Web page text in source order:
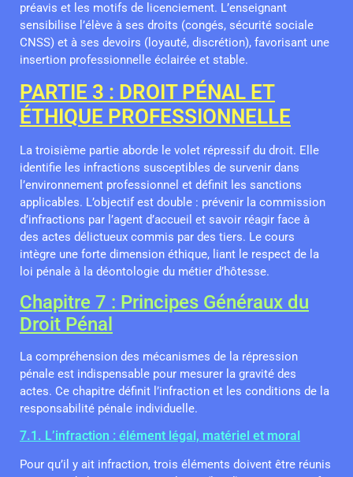
préavis et les motifs de licenciement. L’enseignant
sensibilise l’élève à ses droits (congés, sécurité sociale
CNSS) et à ses devoirs (loyauté, discrétion), favorisant une
insertion professionnelle éclairée et stable.
PARTIE 3 : DROIT PÉNAL ET
ÉTHIQUE PROFESSIONNELLE
La troisième partie aborde le volet répressif du droit. Elle
identifie les infractions susceptibles de survenir dans
l’environnement professionnel et définit les sanctions
applicables. L’objectif est double : prévenir la commission
d’infractions par l’agent d’accueil et savoir réagir face à
des actes délictueux commis par des tiers. Le cours
intègre une forte dimension éthique, liant le respect de la
loi pénale à la déontologie du métier d’hôtesse.
Chapitre 7 : Principes Généraux du
Droit Pénal
La compréhension des mécanismes de la répression
pénale est indispensable pour mesurer la gravité des
actes. Ce chapitre définit l’infraction et les conditions de la
responsabilité pénale individuelle.
7.1. L’infraction : élément légal, matériel et moral
Pour qu’il y ait infraction, trois éléments doivent être réunis